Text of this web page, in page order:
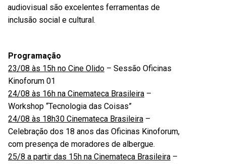
audiovisual são excelentes ferramentas de
inclusão social e cultural.
Programação
23/08 às 15h no Cine Olido – Sessão Oficinas
Kinoforum 01
24/08 às 16h na Cinemateca Brasileira –
Workshop “Tecnologia das Coisas”
24/08 às 18h30 Cinemateca Brasileira –
Celebração dos 18 anos das Oficinas Kinoforum,
com presença de moradores de albergue.
25/8 a partir das 15h na Cinemateca Brasileira –